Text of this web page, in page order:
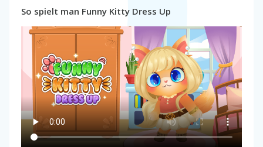
So spielt man Funny Kitty Dress Up